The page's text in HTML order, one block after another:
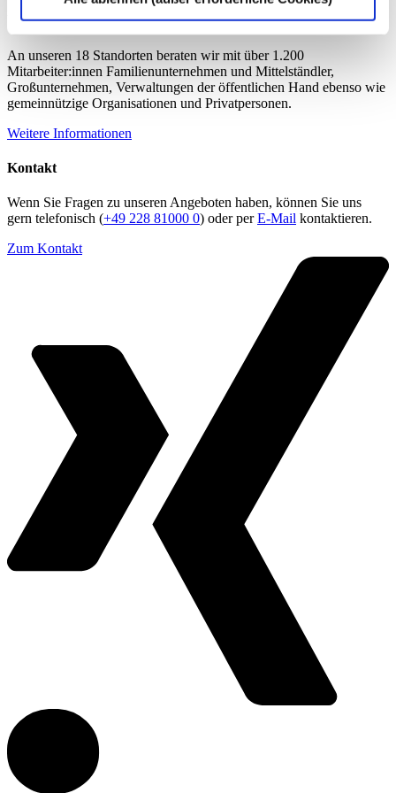
Über die dhpg
An unseren 18 Standorten beraten wir mit über 1.200
Mitarbeiter:innen Familienunternehmen und Mittelständler,
Großunternehmen, Verwaltungen der öffentlichen Hand ebenso wie
gemeinnützige Organisationen und Privatpersonen.
Weitere Informationen
Kontakt
Wenn Sie Fragen zu unseren Angeboten haben, können Sie uns
gern telefonisch (+49 228 81000 0) oder perE-Mail kontaktieren.
Zum Kontakt